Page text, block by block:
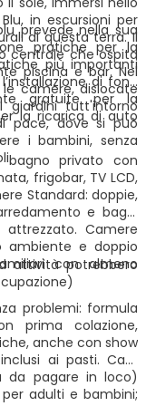
in escursioni per
di questa terra. Il
centrale che ospita
piscina e bar. Nel
camere, dislocate
tutt'intorno
pace, dove si può
i bambini, senza
prevede nella sua
pratiche per la
più importanti
di fonti
gratuite per la
la ricarica di auto
privato con
frigobar, TV LCD,
Standard: doppie,
e bagni
Camere
ambiente e doppio
con almeno
attività potrebbero
problemi: formula
prima colazione,
anche con show
ai pasti. Card
da pagare in loco)
adulti e bambini;